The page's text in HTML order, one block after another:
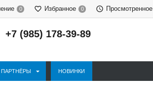
0 Избранное 0 Просмотренное
+7 (985) 178-39-89
ПАРТНЁРЫ НОВИНКИ